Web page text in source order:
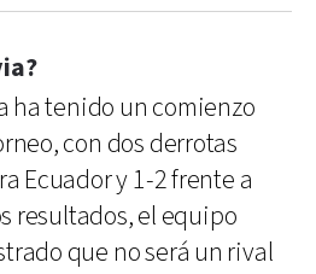
ha tenido un comienzo
con dos derrotas
Ecuador y 1-2 frente a
resultados, el equipo
que no será un rival